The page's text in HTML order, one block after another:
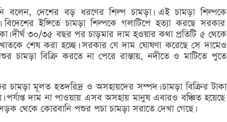
বলেন, দেশের বড় ধরণের শিল্প চামড়া। এই চামড়া শিল্পকে
ইঙ্গিতে চামড়া শিল্পকে গলাটিপে হত্যা করছে সরকার।
৩০/৩৫ বছর পর চাড়মার দাম হওয়ার কথা প্রতিটি ৫ থেকে
শেষ করা হচ্ছে। সরকার যে দাম ঘোষণা করেছে সে দামেও
চামড়া বিক্রি করতে না পেরে রাস্তায়, নদীতে ও মাটিতে পুতে
মূলত হতদরিদ্র ও অসহায়দের সম্পদ। চামড়া বিক্রির টাকা
দাম না পাওয়ায় এসব অসহায় মানুষ এবারও বঞ্চিত হয়েছে।
থেকে কোরবানি পশুর পচা চামড়া সরাতে দেখা গেছে।